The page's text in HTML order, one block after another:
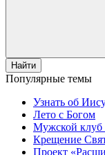
Найти
Популярные темы
Узнать об
Лето с Богом
Мужской клуб
Крещение
Проект